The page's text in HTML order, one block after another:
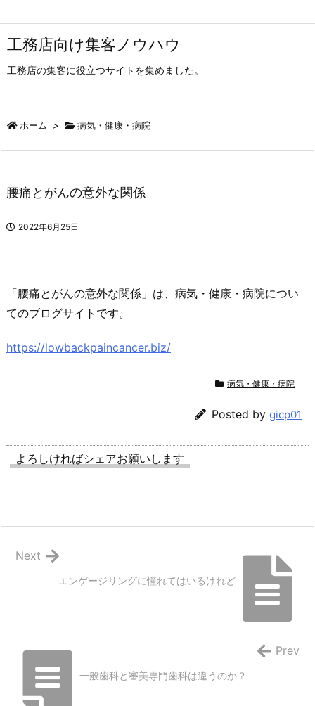
工務店向け集客ノウハウ
工務店の集客に役立つサイトを集めました。
ホーム > 病気・健康・病院
腰痛とがんの意外な関係
2022年6月25日
「腰痛とがんの意外な関係」は、病気・健康・病院につい
てのブログサイトです。
https://lowbackpaincancer.biz/
病気・健康・病院
Posted by gicp01
よろしければシェアお願いします
エンゲージリングに憧れてはいるけれど
Next
一般歯科と審美専門歯科は違うのか？
Prev